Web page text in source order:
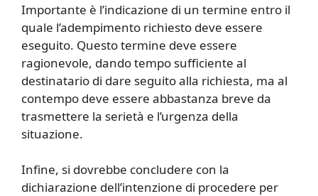
Importante è l’indicazione di un termine entro il
quale l’adempimento richiesto deve essere
eseguito. Questo termine deve essere
ragionevole, dando tempo sufficiente al
destinatario di dare seguito alla richiesta, ma al
contempo deve essere abbastanza breve da
trasmettere la serietà e l’urgenza della
situazione.
Infine, si dovrebbe concludere con la
dichiarazione dell’intenzione di procedere per